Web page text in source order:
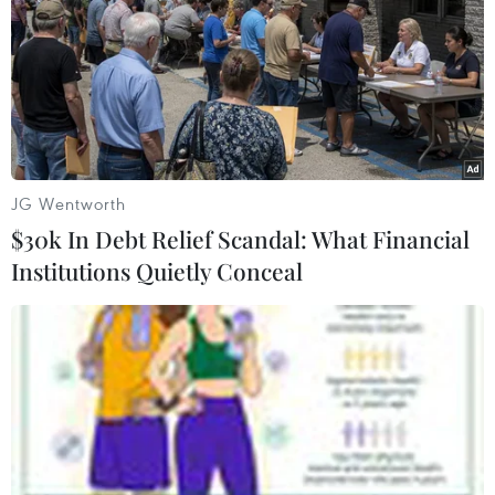
sụp đổ nhưng chúng ta cũng thoát ra khỏi suy thoái trong thời
gian ngắn. Còn nói về nước Nga, xem lại Nga khi sụp đổ và
Putin lãnh đạo đất nước Nga trở lại con đường của một
cường quốc. Dân châu Âu vẫn rất nhiều người coi trọng Putin.
Còn vấn đề mà châu Âu nói Nga cướp Crimea. Bạn quay đọc
lịch sử của vùng đất này.
Thích(9) Trả lời
Trịnh Thành Công
Tôi thấy bạn có kết luận hơi chủ quan theo cảm tính. Bạn nói
Nga nói dóc, vậy bạn có chắc là EU và Mỹ nói thật không?
Quốc gia nào thì cũng đều làm tất cả mọi việc có thể để bảo
vệ lợi ích cho quốc gia đó, cái quan trọng là không làm
phương hại đến quốc gia khác là quý rồi.
Thích (4) Trả lời
Phạm Ngọc Minh
JG Wentworth
$30k In Debt Relief Scandal: What Financial
Institutions Quietly Conceal